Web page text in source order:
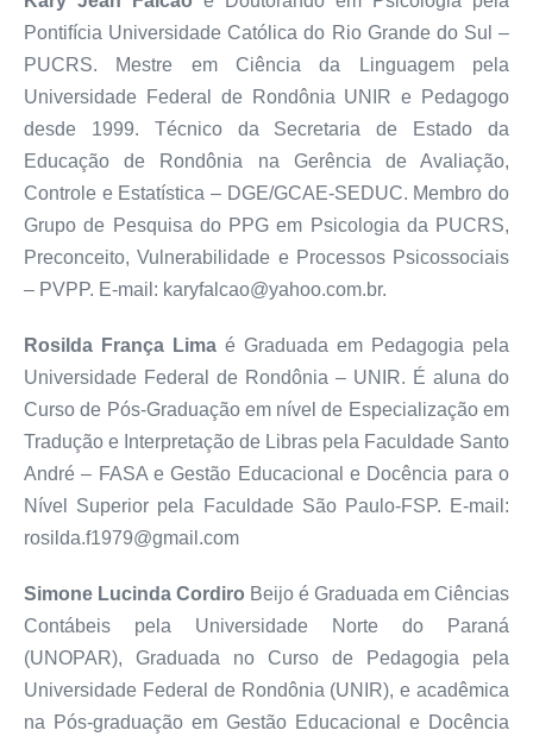
Pontifícia Universidade Católica do Rio Grande do Sul –
PUCRS. Mestre em Ciência da Linguagem pela
Universidade Federal de Rondônia UNIR e Pedagogo
desde 1999. Técnico da Secretaria de Estado da
Educação de Rondônia na Gerência de Avaliação,
Controle e Estatística – DGE/GCAE-SEDUC. Membro do
Grupo de Pesquisa do PPG em Psicologia da PUCRS,
Preconceito, Vulnerabilidade e Processos Psicossociais
– PVPP. E-mail: karyfalcao@yahoo.com.br.
Rosilda França Lima é Graduada em Pedagogia pela
Universidade Federal de Rondônia – UNIR. É aluna do
Curso de Pós-Graduação em nível de Especialização em
Tradução e Interpretação de Libras pela Faculdade Santo
André – FASA e Gestão Educacional e Docência para o
Nível Superior pela Faculdade São Paulo-FSP. E-mail:
rosilda.f1979@gmail.com
Simone Lucinda Cordiro Beijo é Graduada em Ciências
Contábeis pela Universidade Norte do Paraná
(UNOPAR), Graduada no Curso de Pedagogia pela
Universidade Federal de Rondônia (UNIR), e acadêmica
na Pós-graduação em Gestão Educacional e Docência